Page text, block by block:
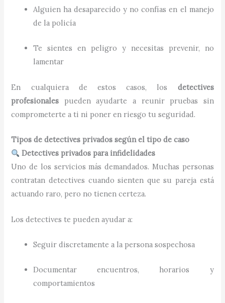
Alguien ha desaparecido y no confías en el manejo
de la policía
Te sientes en peligro y necesitas prevenir, no
lamentar
En cualquiera de estos casos, los detectives
profesionales pueden ayudarte a reunir pruebas sin
comprometerte a ti ni poner en riesgo tu seguridad.
Tipos de detectives privados según el tipo de caso
Detectives privados para infidelidades
Uno de los servicios más demandados. Muchas personas
contratan detectives cuando sienten que su pareja está
actuando raro, pero no tienen certeza.
Los detectives te pueden ayudar a:
Seguir discretamente a la persona sospechosa
Documentar encuentros, horarios y
comportamientos